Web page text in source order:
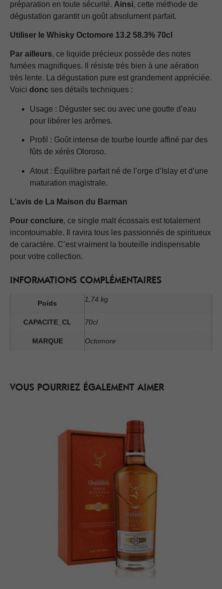
préparation en toute sécurité. Ainsi, cette méthode de
dégustation garantit un goût absolument parfait.
Utiliser le Whisky Octomore 13.2 58.3% 70cl
Par ailleurs, ce liquide précieux possède des notes
fumées magnifiques. Il résiste très bien à une aération
très lente. La dégustation pure est grandement appréciée.
Voici donc ses détails techniques :
Usage : Déguster sec ou avec une goutte d’eau
pour libérer les arômes.
Profil : Goût intense de tourbe lourde affiné par des
fûts de xérès Oloroso.
Atout : Équilibre parfait né de l’orge d’Islay et d’une
maturation magistrale.
L’avis de La Maison du Barman
Pour conclure, ce single malt écossais est totalement
incontournable. Il ravira tous les passionnés de spiritueux
de caractère. C’est vraiment la bouteille indispensable
pour votre collection.
INFORMATIONS COMPLÉMENTAIRES
Poids 1,74 kg
CAPACITE_CL 70cl
MARQUE Octomore
VOUS POURRIEZ ÉGALEMENT AIMER